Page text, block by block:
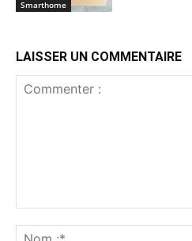
Smarthome
LAISSER UN COMMENTAIRE